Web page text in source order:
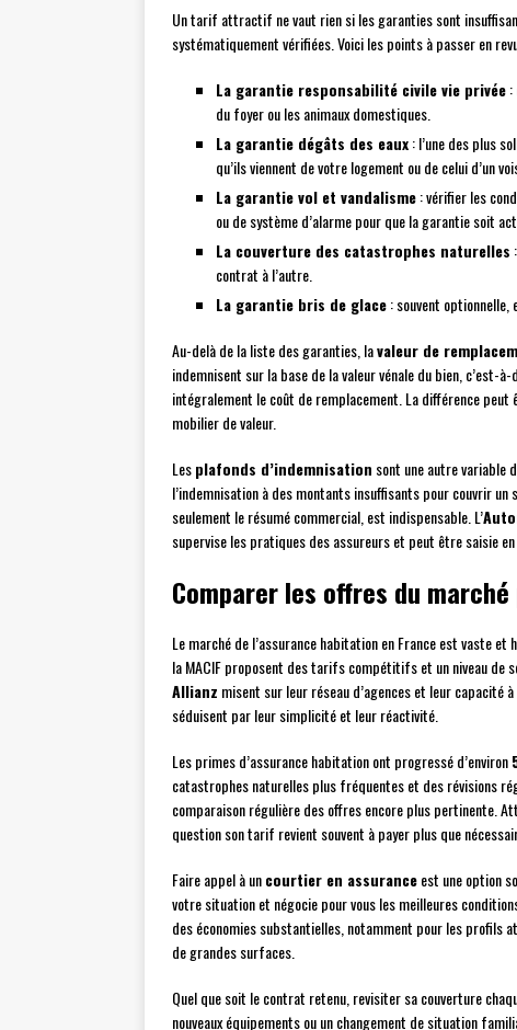
Un tarif attractif ne vaut rien si les garanties sont
systématiquement vérifiées. Voici les points à passer en
La garantie responsabilité civile vie privée:
du foyer ou les animaux domestiques.
La garantie dégâts des eaux: l’une des plus
qu’ils viennent de votre logement ou de celui d’un
La garantie vol et vandalisme: vérifier les
ou de système d’alarme pour que la garantie soit
La couverture des catastrophes naturelles
contrat à l’autre.
La garantie bris de glace: souvent
Au-delà de la liste des garanties, lavaleur de
indemnisent sur la base de la valeur vénale du bien, c’est-
intégralement le coût de remplacement. La différence
mobilier de valeur.
Lesplafonds d’indemnisation sont une autre variable
l’indemnisation à des montants insuffisants pour couvrir
seulement le résumé commercial, est indispensable. L’
supervise les pratiques des assureurs et peut être saisie
Comparer les offres du
Le marché de l’assurance habitation en France est vaste et
la MACIF proposent des tarifs compétitifs et un niveau de
Allianz misent sur leur réseau d’agences et leur capacité
séduisent par leur simplicité et leur réactivité.
Les primes d’assurance habitation ont progressé d’environ
catastrophes naturelles plus fréquentes et des révisions
comparaison régulière des offres encore plus pertinente.
question son tarif revient souvent à payer plus que
Faire appel à uncourtier en assuranceest une option
votre situation et négocie pour vous les meilleures
des économies substantielles, notamment pour les profils
de grandes surfaces.
Quel que soit le contrat retenu, revisiter sa couverture
nouveaux équipements ou un changement de situation